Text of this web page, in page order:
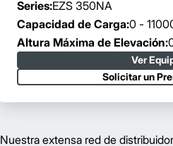
Series:EZS 350NA
Capacidad de Carga:0 -
Altura Máxima de Elevación:
Ver
Solicitar un
Nuestra extensa red de